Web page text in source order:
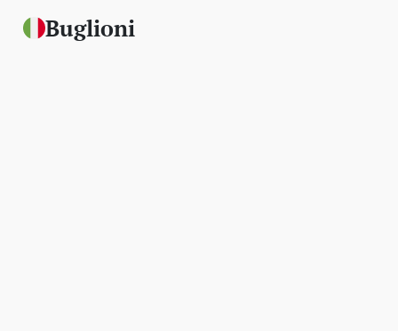
Buglioni